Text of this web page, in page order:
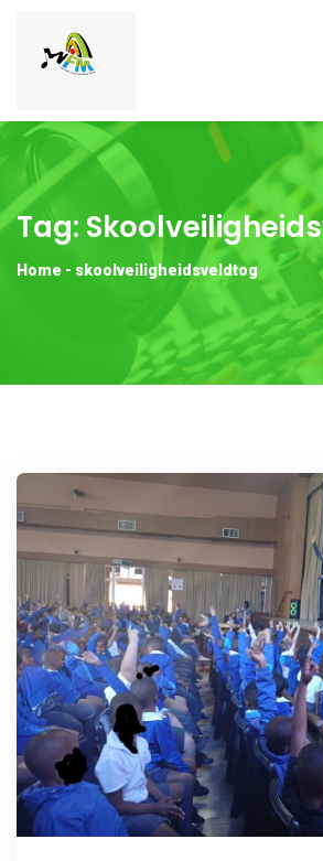
Tag:
Home - skoolveiligheidsveldtog